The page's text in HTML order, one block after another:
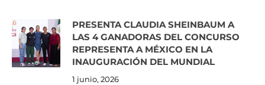
PRESENTA CLAUDIA SHEINBAUM A
LAS 4 GANADORAS DEL CONCURSO
REPRESENTA A MÉXICO EN LA
INAUGURACIÓN DEL MUNDIAL
1 junio, 2026